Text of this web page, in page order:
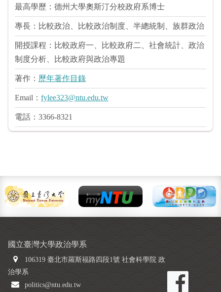
最高學歷：德州大學奧斯汀分校政府系博士
專長：比較政治、比較政治制度、半總統制、族群政治
開授課程：比較政府一、比較政府二、社會統計、政治
制度分析、比較政府與政治專題
著作： 歷年著作目錄
Email： fylee323@ntu.edu.tw
電話：3366-8321
國立臺灣大學政治學系
106319 臺北市羅斯福路四段1號 社會科學院 政
治學系
politics@ntu.edu.tw